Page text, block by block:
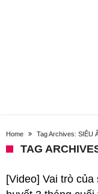
Home Tag Archives: SIÊU
TAG
[Video] Vai trò